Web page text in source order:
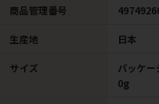
商品管理番号
生産地 日本
サイズ
パッケ
0g